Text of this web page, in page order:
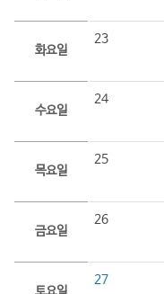
화요일
23
수요일
24
목요일
25
금요일
26
27